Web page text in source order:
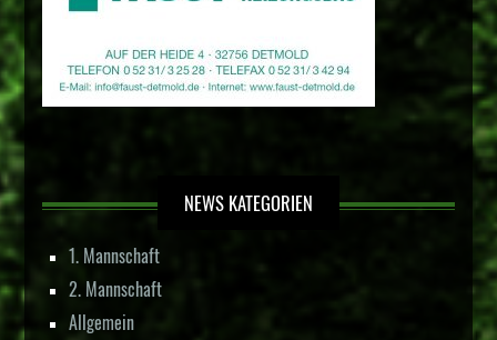
NEWS KATEGORIEN
1. Mannschaft
2. Mannschaft
Allgemein